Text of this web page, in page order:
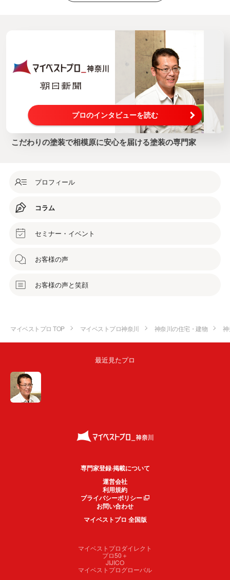
プロのインタビューを読む
こだわりの塗装で相模原に安心を届ける塗装の専門家
プロフィール
コラム
セミナー・イベント
お客様の声
お客様の声と笑顔
マイベストプロ TOP マイベストプロ神奈川 神奈川の住宅・建物
最近見たプロ
専門家登録·掲載について
運営会社
利用規約
プライバシーポリシー
お問い合わせ
マイベストプロ 全国版
マイベストプロダイレクト
プロ50＋
JIJICO
マイベストプログローバル